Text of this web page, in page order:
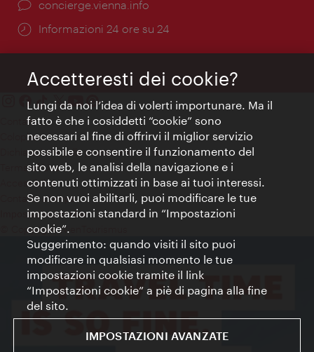
Ort:
concierge.vienna.info
Öffnungszeiten:
Informazioni 24 ore su 24
Contatti
Colophon
Dichiarazione sulla protezione dei dati
Terms of Use
Accessibilità
Contatto stampa
Impostazioni cookie
© Copyright WienTourismus
Accetteresti dei cookie?
Lungi da noi l’idea di volerti importunare. Ma il
fatto è che i cosiddetti “cookie” sono
necessari al fine di offrirvi il miglior servizio
possibile e consentire il funzionamento del
sito web, le analisi della navigazione e i
contenuti ottimizzati in base ai tuoi interessi.
Se non vuoi abilitarli, puoi modificare le tue
impostazioni standard in “Impostazioni
cookie”.
Suggerimento: quando visiti il sito puoi
modificare in qualsiasi momento le tue
impostazioni cookie tramite il link
“Impostazioni cookie” a piè di pagina alla fine
del sito.
IMPOSTAZIONI AVANZATE